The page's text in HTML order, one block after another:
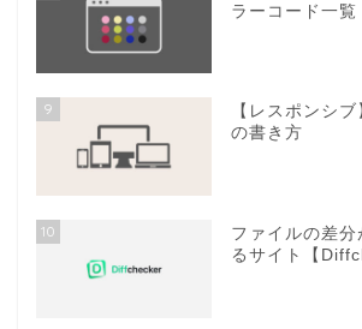
ラーコード一覧
9
【レスポンシ
の書き方
10
ファイルの差分
るサイト【